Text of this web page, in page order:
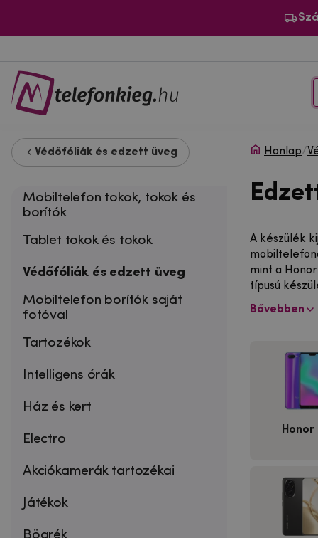
Honlap/
A készülék
mint a
típusú
Bővebben
Honor
Védőfóliák és edzett üveg
Mobiltelefon tokok, tokok és
borítók
Tablet tokok és tokok
Védőfóliák és edzett üveg
Mobiltelefon borítók saját
fotóval
Tartozékok
Intelligens órák
Ház és kert
Electro
Akciókamerák tartozékai
Játékok
Bögrék